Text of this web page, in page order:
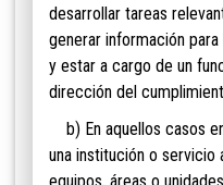
desarrollar tareas
generar información
y estar a cargo de un
dirección del
b) En aquellos casos
una institución o